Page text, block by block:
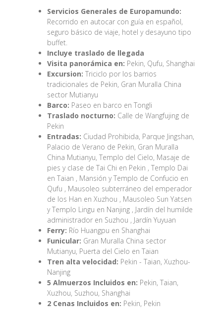
Servicios Generales de Europamundo:
Recorrido en autocar con guía en español,
seguro básico de viaje, hotel y desayuno tipo
buffet.
Incluye traslado de llegada
Visita panorámica en: Pekin, Qufu, Shanghai
Excursion: Triciclo por los barrios
tradicionales de Pekin, Gran Muralla China
sector Mutianyu
Barco: Paseo en barco en Tongli
Traslado nocturno: Calle de Wangfujing de
Pekin
Entradas: Ciudad Prohibida, Parque Jingshan,
Palacio de Verano de Pekin, Gran Muralla
China Mutianyu, Templo del Cielo, Masaje de
pies y clase de Tai Chi en Pekin , Templo Dai
en Taian , Mansión y Templo de Confucio en
Qufu , Mausoleo subterráneo del emperador
de los Han en Xuzhou , Mausoleo Sun Yatsen
y Templo Lingu en Nanjing , Jardín del humilde
administrador en Suzhou , Jardín Yuyuan
Ferry: Río Huangpu en Shanghai
Funicular: Gran Muralla China sector
Mutianyu, Puerta del Cielo en Taian
Tren alta velocidad: Pekin - Taian, Xuzhou-
Nanjing
5 Almuerzos Incluidos en: Pekin, Taian,
Xuzhou, Suzhou, Shanghai
2 Cenas Incluidos en: Pekin, Pekin